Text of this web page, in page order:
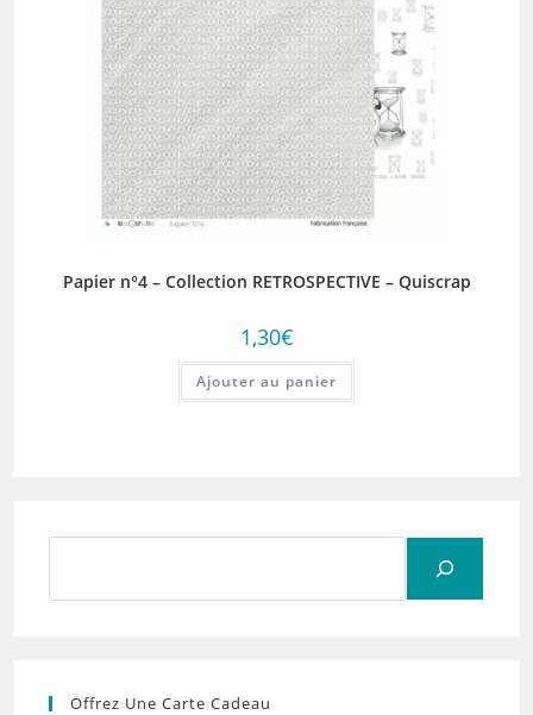
Papier n°4 – Collection RETROSPECTIVE – Quiscrap
1,30€
Ajouter au panier
Offrez Une Carte Cadeau